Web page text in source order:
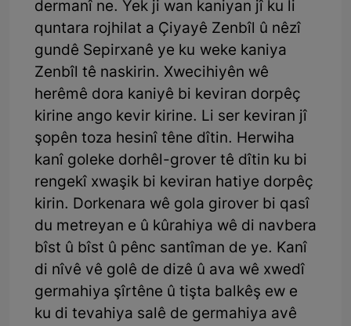
dermanî ne. Yek ji wan kaniyan jî ku li
quntara rojhilat a Çiyayê Zenbîl û nêzî
gundê Sepirxanê ye ku weke kaniya
Zenbîl tê naskirin. Xwecihiyên wê
herêmê dora kaniyê bi keviran dorpêç
kirine ango kevir kirine. Li ser keviran jî
şopên toza hesinî têne dîtin. Herwiha
kanî goleke dorhêl-grover tê dîtin ku bi
rengekî xwaşik bi keviran hatiye dorpêç
kirin. Dorkenara wê gola girover bi qasî
du metreyan e û kûrahiya wê di navbera
bîst û bîst û pênc santîman de ye. Kanî
di nîvê vê golê de dizê û ava wê xwedî
germahiya şîrtêne û tişta balkêş ew e
ku di tevahiya salê de germahiya avê